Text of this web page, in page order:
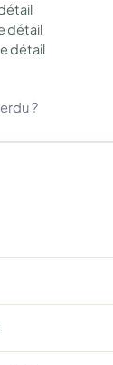
détail
détail
?